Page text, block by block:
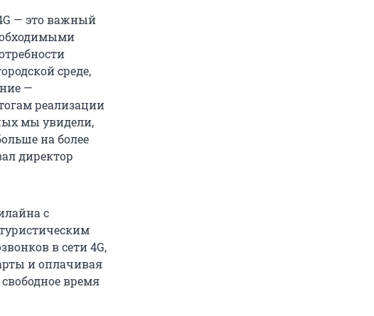
— это важный
среде,
—
реализации
мы увидели,
на более
директор
с
в сети 4G,
и оплачивая
время